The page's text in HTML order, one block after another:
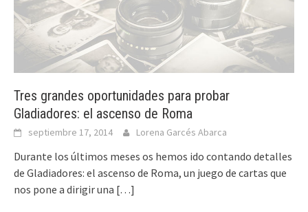
Tres grandes oportunidades para probar
Gladiadores: el ascenso de Roma
septiembre 17, 2014 Lorena Garcés Abarca
Durante los últimos meses os hemos ido contando detalles
de Gladiadores: el ascenso de Roma, un juego de cartas que
nos pone a dirigir una […]